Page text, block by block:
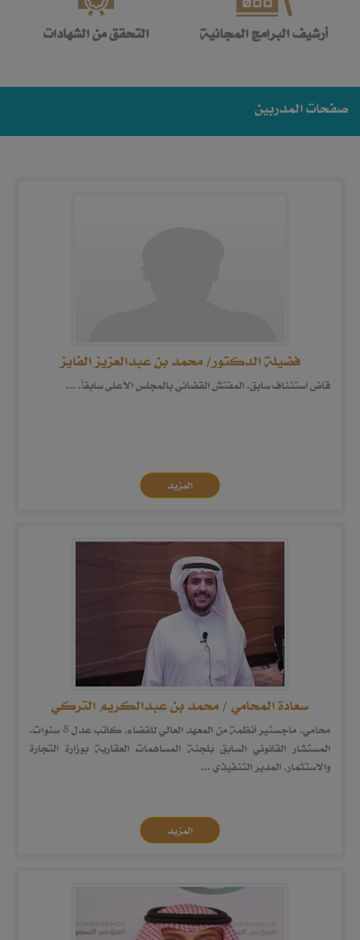
أرشيف البرامج المجانية التحقق من الشهادات
صفحات المدربين
فضيلة الدكتور/ محمد بن عبدالعزيز الفايز
قاض استئناف سابق. المفتش القضائي بالمجلس الأعلى سابقاً. ...
المزيد
سعادة المحامي / محمد بن عبدالكريم التركي
محامي. ماجستير أنظمة من المعهد العالي للقضاء. كاتب عدل 8 سنوات.
المستشار القانوني السابق بلجنة المساهمات العقارية بوزارة التجارة
والاستثمار. المدير التنفيذي ...
المزيد